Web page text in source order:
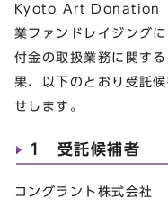
Kyoto Art Donation（
業ファンドレイジング
付金の取扱業務に関す
果、以下のとおり受託
せします。
1 受託候補者
コングラント株式会社